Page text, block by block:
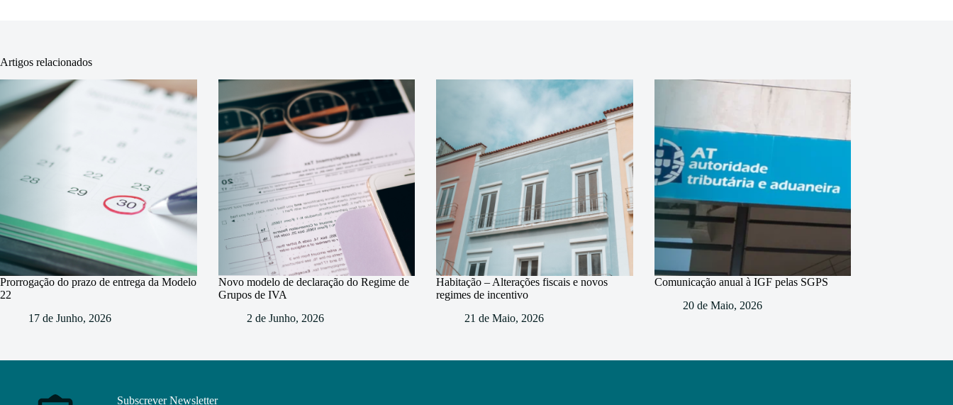
Artigos relacionados
Prorrogação do prazo de entrega da Modelo
22
17 de Junho, 2026
Novo modelo de declaração do Regime de
Grupos de IVA
2 de Junho, 2026
Habitação – Alterações fiscais e novos
regimes de incentivo
21 de Maio, 2026
Comunicação anual à IGF pelas SGPS
20 de Maio, 2026
Subscrever Newsletter